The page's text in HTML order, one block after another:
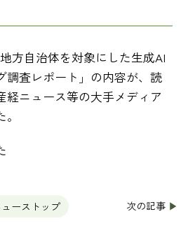
方自治体を対象にした生成AI
調査レポート」の内容が、読
経ニュース等の大手メディア
ーストップ 次の記事 ▶